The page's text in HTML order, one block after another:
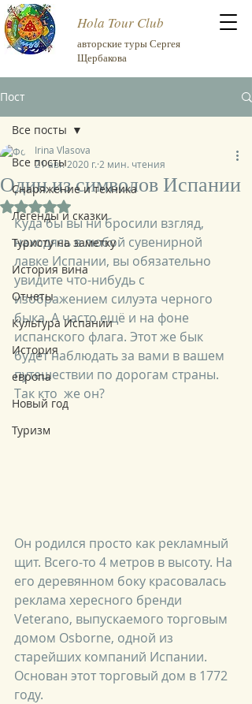
Hola Tour Club
авторские туры Сергея
Щербакова
Пост
Все посты
Снаряжение и техника
Легенды и сказки
Туристу на заметку
История вина
Отчеты
Культура Испании
История
европа
Новый год
Туризм
Все посты
Один из символов Испании
Irina Vlasova
21 авг. 2020 г. 2 мин. чтения
Оценка: не число из 5 звезд.
Куда бы вы ни бросили взгляд,
находясь в любой сувенирной
лавке Испании, вы обязательно
увидите что-нибудь с
изображением силуэта черного
быка. А часто ещё и на фоне
испанского флага. Этот же бык
будет наблюдать за вами в вашем
путешествии по дорогам страны.
Так кто  же он?
Он родился просто как рекламный
щит. Всего-то 4 метров в высоту. На
его деревянном боку красовалась
реклама хересного бренди
Veterano, выпускаемого торговым
домом Osborne, одной из
старейших компаний Испании.
Основан этот торговый дом в 1772
году.